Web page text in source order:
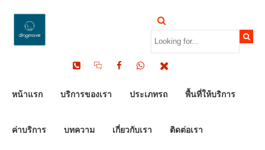
หน้าแรก บริการของเรา ประเภทรถ พื้นที่ให้บริการ
ค่าบริการ บทความ เกี่ยวกับเรา ติดต่อเรา